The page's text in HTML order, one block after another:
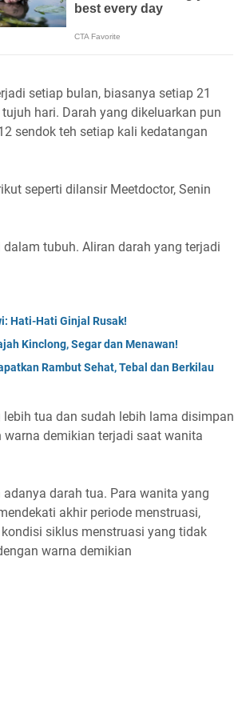
setiap bulan, biasanya setiap 21
hari. Darah yang dikeluarkan pun
sendok teh setiap kali kedatangan
seperti dilansir Meetdoctor, Senin
tubuh. Aliran darah yang terjadi
Hati-Hati Ginjal Rusak!
Kinclong, Segar dan Menawan!
Rambut Sehat, Tebal dan Berkilau
tua dan sudah lebih lama disimpan
demikian terjadi saat wanita
darah tua. Para wanita yang
akhir periode menstruasi,
siklus menstruasi yang tidak
warna demikian